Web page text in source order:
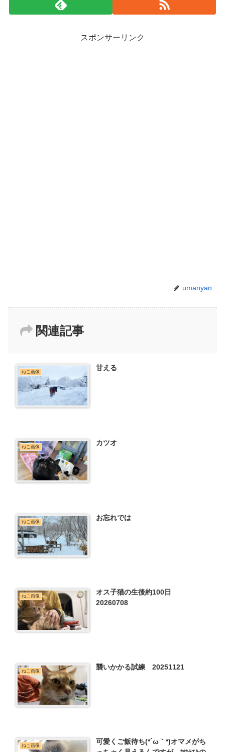
スポンサーリンク
umanyan
関連記事
ねこ画像 甘える
ねこ画像 カツオ
ねこ画像 お忘れでは
ねこ画像
オス子猫の生後約100日
20260708
ねこ画像 襲いかかる試練 20251121
ねこ画像
可愛くご飯待ち(*´ω｀*)オマメがち